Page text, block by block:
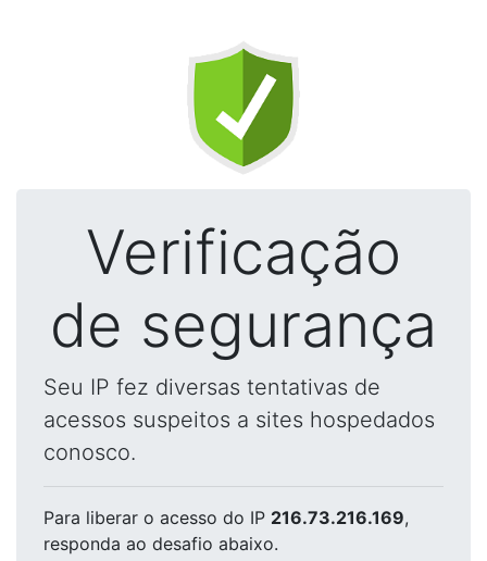
Verificação
de segurança
Seu IP fez diversas tentativas de
acessos suspeitos a sites hospedados
conosco.
Para liberar o acesso do IP 216.73.216.169,
responda ao desafio abaixo.